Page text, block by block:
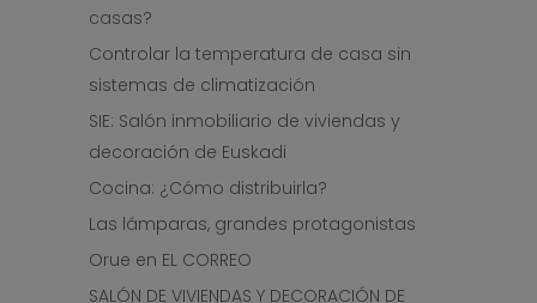
casas?
Controlar la temperatura de casa sin
sistemas de climatización
SIE: Salón inmobiliario de viviendas y
decoración de Euskadi
Cocina: ¿Cómo distribuirla?
Las lámparas, grandes protagonistas
Orue en EL CORREO
SALÓN DE VIVIENDAS Y DECORACIÓN DE